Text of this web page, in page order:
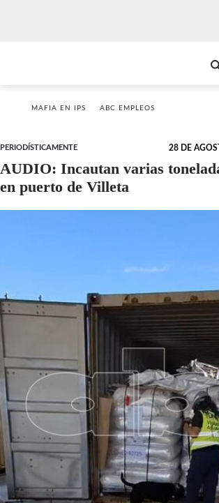
MAFIA EN IPS ABC EMPLEOS
PERIODÍSTICAMENTE 28 DE
AUDIO: Incautan varias
en puerto de Villeta